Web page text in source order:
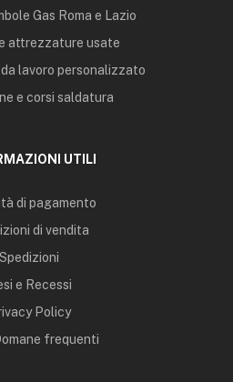
Gas Roma e Lazio
attrezzature usate
lavoro personalizzato
e corsi saldatura
UTILI
di pagamento
di vendita
Spedizioni
e Recessi
Policy
frequenti